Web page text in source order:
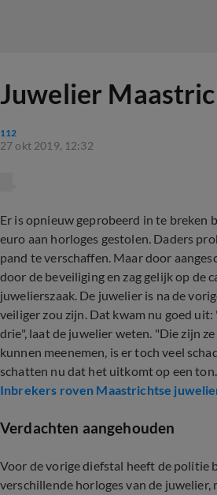
Juwelier
112
27 okt 2019, 12:32
Er is opnieuw geprobeerd in te breken
euro aan horloges gestolen. Daders
pand te verschaffen. Maar door
door de beveiliging en zag gelijk op de
juwelierszaak. De juwelier is na de
veiliger zou zijn. Dat kwam nu goed
drie", laat de juwelier weten. "Die zijn
kunnen meenemen, is er toch veel
schatten nu dat het uitkomt op een
Inbrekers roven Maastrichtse
Verdachten aangehouden
Voor de vorige diefstal heeft de politie
verschillende horloges van de juwelier,